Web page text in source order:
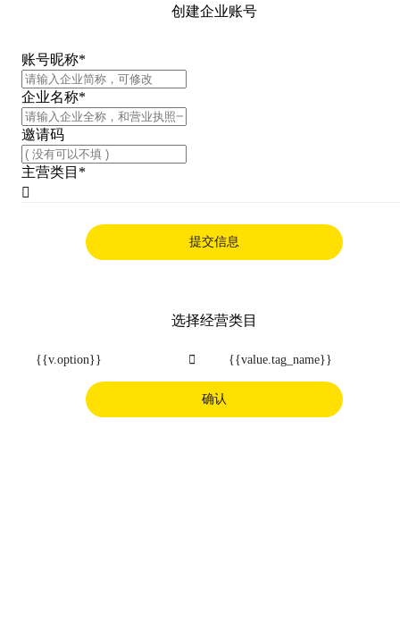
创建企业账号
账号昵称*
企业名称*
邀请码
主营类目 *

提交信息
选择经营类目
{{v.option}}  {{value.tag_name}}
确认